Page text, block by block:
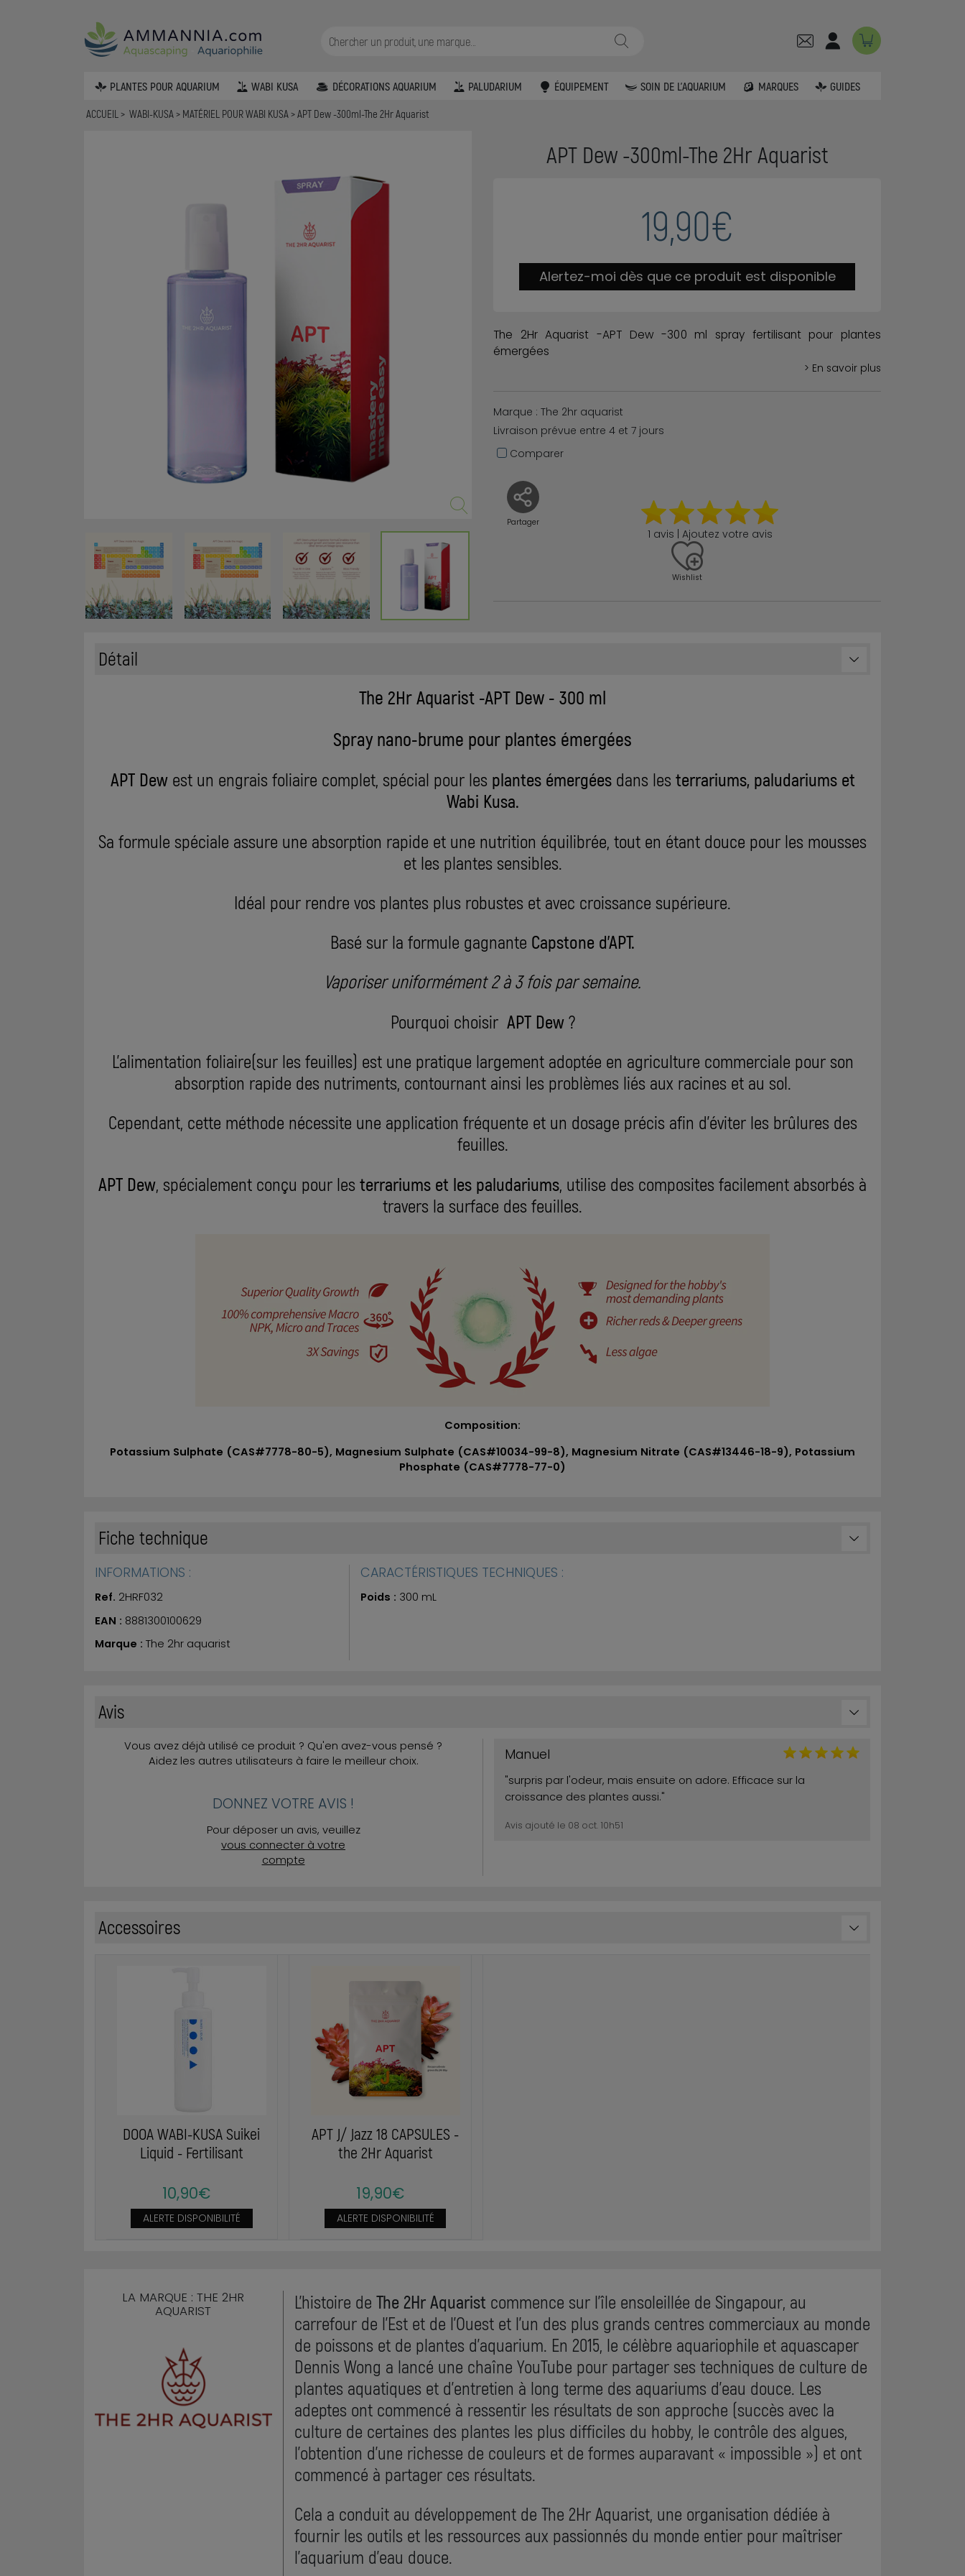
PLANTES POUR AQUARIUM WABI KUSA DÉCORATIONS AQUARIUM PALUDARIUM ÉQUIPEMENT SOIN DE L'AQUARIUM MARQUES GUIDES
ACCUEIL WABI-KUSA MATÉRIEL POUR WABI KUSA APT Dew -300ml-The 2Hr Aquarist
APT Dew -300ml-The 2Hr Aquarist
19,90€
Alertez-moi dès que ce produit est disponible
The 2Hr Aquarist -APT Dew -300 ml spray fertilisant pour plantes
émergées
> En savoir plus
Marque : The 2hr aquarist
Livraison prévue entre 4 et 7 jours
Comparer
Partager
1 avis | Ajoutez votre avis
Wishlist
Détail
The 2Hr Aquarist -APT Dew - 300 ml
Spray nano-brume pour plantes émergées
APT Dewest un engrais foliaire complet, spécial pour les plantes émergées dans les terrariums, paludariums et
Wabi Kusa.
Sa formule spéciale assure une absorption rapide et une nutrition équilibrée, tout en étant douce pour les mousses
et les plantes sensibles.
Idéal pour rendre vos plantes plus robustes et avec croissance supérieure.
Basé sur la formule gagnante Capstone d'APT.
Vaporiser uniformément 2 à 3 fois par semaine.
Pourquoi choisir APT Dew?
L'alimentation foliaire(sur les feuilles) est une pratique largement adoptée en agriculture commerciale pour son
absorption rapide des nutriments, contournant ainsi les problèmes liés aux racines et au sol.
Cependant, cette méthode nécessite une application fréquente et un dosage précis afin d'éviter les brûlures des
feuilles.
APT Dew , spécialement conçu pour les terrariums et les paludariums , utilise des composites facilement absorbés à
travers la surface des feuilles.
Composition:
Potassium Sulphate (CAS#7778-80-5), Magnesium Sulphate (CAS#10034-99-8), Magnesium Nitrate (CAS#13446-18-9), Potassium
Phosphate (CAS#7778-77-0)
Fiche technique
INFORMATIONS :
Ref. 2HRF032
EAN : 8881300100629
Marque : The 2hr aquarist
CARACTÉRISTIQUES TECHNIQUES :
Poids : 300 mL
Avis
Vous avez déjà utilisé ce produit ? Qu'en avez-vous pensé ?
Aidez les autres utilisateurs à faire le meilleur choix.
DONNEZ VOTRE AVIS !
Pour déposer un avis, veuillez
vous connecter à votre
compte
Manuel
"surpris par l'odeur, mais ensuite on adore. Efficace sur la
croissance des plantes aussi."
Avis ajouté le 08 oct. 10h51
Accessoires
DOOA WABI-KUSA Suikei
Liquid - Fertilisant
10,90€
ALERTE DISPONIBILITÉ
APT J/ Jazz 18 CAPSULES -
the 2Hr Aquarist
19,90€
ALERTE DISPONIBILITÉ
LA MARQUE : THE 2HR
AQUARIST L'histoire de The 2Hr Aquarist commence sur l'île ensoleillée de Singapour, au
carrefour de l'Est et de l'Ouest et l'un des plus grands centres commerciaux au monde
de poissons et de plantes d'aquarium. En 2015, le célèbre aquariophile et aquascaper
Dennis Wong a lancé une chaîne YouTube pour partager ses techniques de culture de
plantes aquatiques et d'entretien à long terme des aquariums d'eau douce. Les
adeptes ont commencé à ressentir les résultats de son approche (succès avec la
culture de certaines des plantes les plus difficiles du hobby, le contrôle des algues,
l'obtention d'une richesse de couleurs et de formes auparavant « impossible ») et ont
commencé à partager ces résultats.
Cela a conduit au développement de The 2Hr Aquarist, une organisation dédiée à
fournir les outils et les ressources aux passionnés du monde entier pour maîtriser
l'aquarium d'eau douce.